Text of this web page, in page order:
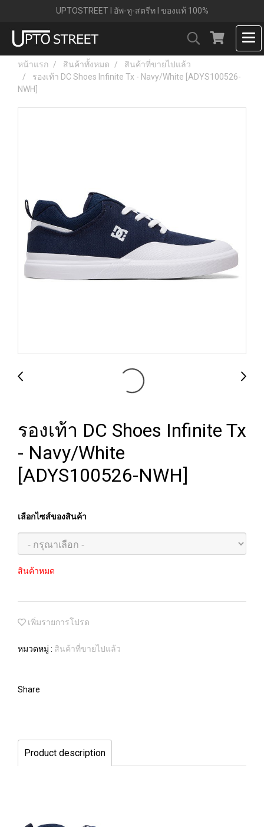
UPTOSTREET l อัพ-ทู-สตรีท l ของแท้ 100%
หน้าแรก สินค้าทั้งหมด
สินค้าที่ขายไปแล้ว
รองเท้า DC Shoes Infinite Tx - Navy/White [ADYS100526-
NWH]
รองเท้า DC Shoes Infinite Tx
- Navy/White
[ADYS100526-NWH]
เลือกไซส์ของสินค้า
สินค้าหมด
เพิ่มรายการโปรด
หมวดหมู่ : สินค้าที่ขายไปแล้ว
Share
Product description